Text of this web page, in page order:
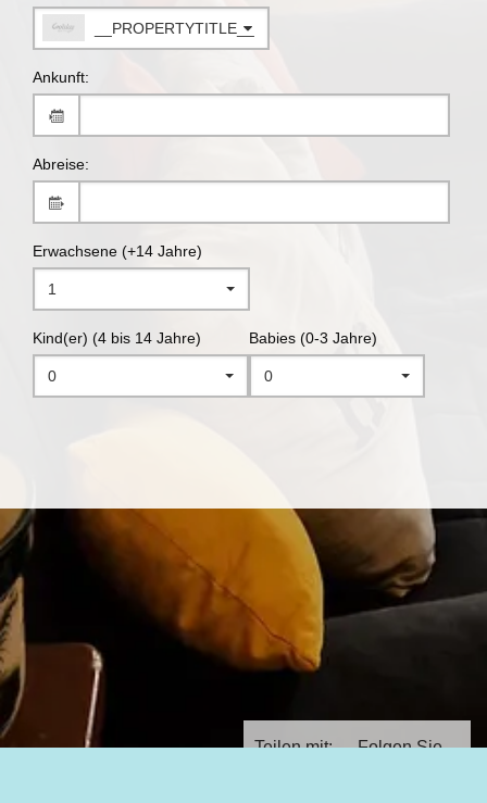
__PROPERTYTITLE__
Ankunft:
Abreise:
Erwachsene (+14 Jahre)
1
Kind(er) (4 bis 14 Jahre)
0
Babies (0-3 Jahre)
0
Teilen mit:
Folgen Sie